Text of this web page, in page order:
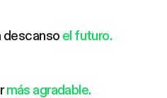
descanso el futuro.
más agradable.